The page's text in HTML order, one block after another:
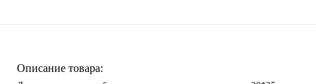
Описание товара: